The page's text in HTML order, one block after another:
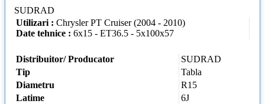
SUDRAD
Utilizari : Chrysler PT Cruiser (2004 - 2010)
Date tehnice : 6x15 - ET36.5 - 5x100x57
Distribuitor/ Producator
SUDRAD
Tip
Tabla
Diametru
R15
Latime
6J